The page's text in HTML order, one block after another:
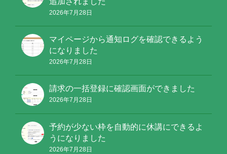
2026年7月28日
マイページから通知ログを確認できるよう
になりました
2026年7月28日
請求の一括登録に確認画面ができました
2026年7月28日
予約が少ない枠を自動的に休講にできるよ
うになりました
2026年7月28日